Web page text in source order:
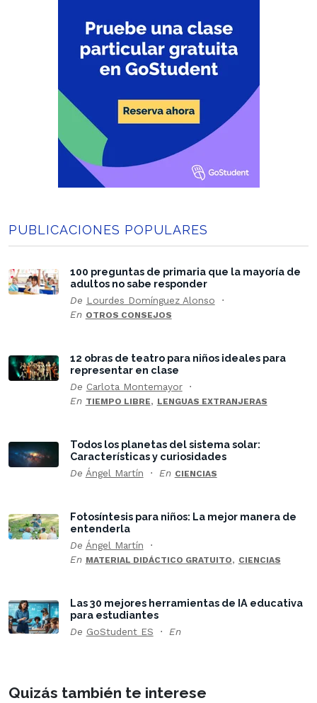
PUBLICACIONES POPULARES
100 preguntas de primaria que la mayoría de
adultos no sabe responder
De Lourdes Domínguez Alonso
En OTROS CONSEJOS
12 obras de teatro para niños ideales para
representar en clase
De Carlota Montemayor
En TIEMPO LIBRE, LENGUAS EXTRANJERAS
Todos los planetas del sistema solar:
Características y curiosidades
De Ángel Martín En CIENCIAS
Fotosíntesis para niños: La mejor manera de
entenderla
De Ángel Martín
En MATERIAL DIDÁCTICO GRATUITO, CIENCIAS
Las 30 mejores herramientas de IA educativa
para estudiantes
De GoStudent ES En
Quizás también te interese